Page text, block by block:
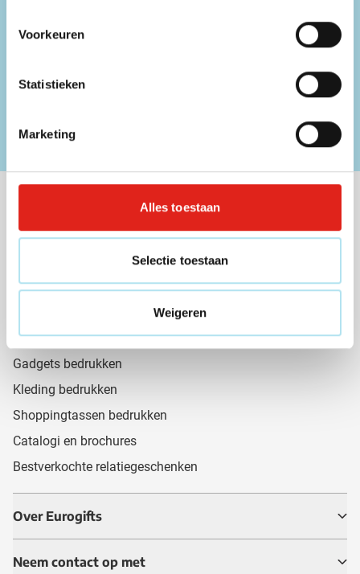
Voorkeuren
Statistieken
Marketing
Alles toestaan
Selectie toestaan
Weigeren
Schrijf u
Privacybeleiden de
Servicevoorwaarden
Blijf op de hoogte van promoties en kortingen
Cadeaus van de maand 🎁
Aanstekers bedrukken
Koffietassen bedrukken
Gadgets bedrukken
Kleding bedrukken
Shoppingtassen bedrukken
Catalogi en brochures
Bestverkochte relatiegeschenken
Over Eurogifts
Neem contact op met